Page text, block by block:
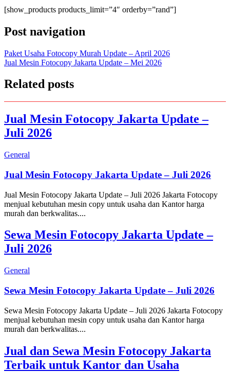
[show_products products_limit=”4″ orderby=”rand”]
Post navigation
Paket Usaha Fotocopy Murah Update – April 2026
Jual Mesin Fotocopy Jakarta Update – Mei 2026
Related posts
Jual Mesin Fotocopy Jakarta Update –
Juli 2026
General
Jual Mesin Fotocopy Jakarta Update – Juli 2026
Jual Mesin Fotocopy Jakarta Update – Juli 2026 Jakarta Fotocopy
menjual kebutuhan mesin copy untuk usaha dan Kantor harga
murah dan berkwalitas....
Sewa Mesin Fotocopy Jakarta Update –
Juli 2026
General
Sewa Mesin Fotocopy Jakarta Update – Juli 2026
Sewa Mesin Fotocopy Jakarta Update – Juli 2026 Jakarta Fotocopy
menjual kebutuhan mesin copy untuk usaha dan Kantor harga
murah dan berkwalitas....
Jual dan Sewa Mesin Fotocopy Jakarta
Terbaik untuk Kantor dan Usaha